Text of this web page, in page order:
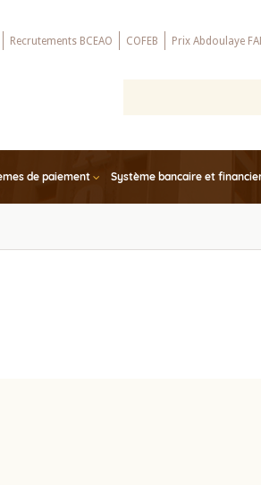
Recrutements BCEAO COFEB Prix Abdoulaye
de paiement Système bancaire et